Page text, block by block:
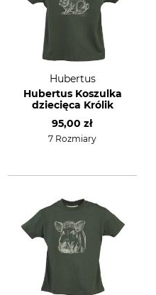
Hubertus
Hubertus Koszulka
dziecięca Królik
95,00 zł
7 Rozmiary